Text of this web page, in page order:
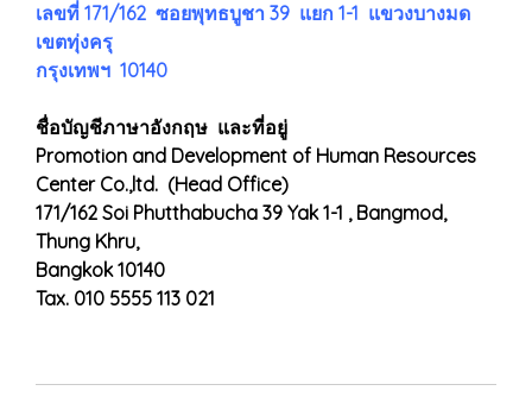
เลขที่ 171/162 ซอยพุทธบูชา 39 แยก 1-1 แขวงบางมด
เขตทุ่งครุ
กรุงเทพฯ 10140
ชื่อบัญชีภาษาอังกฤษ และที่อยู่
Promotion and Development of Human Resources
Center Co.,ltd. (Head Office)
171/162 Soi Phutthabucha 39 Yak 1-1 , Bangmod,
Thung Khru,
Bangkok 10140
Tax. 010 5555 113 021